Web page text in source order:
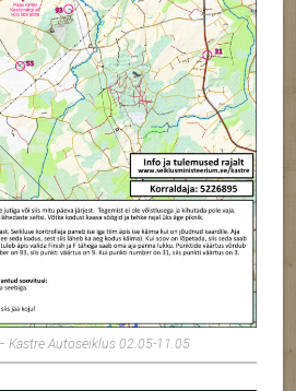
Kastre Autoseiklus 02.05-11.05